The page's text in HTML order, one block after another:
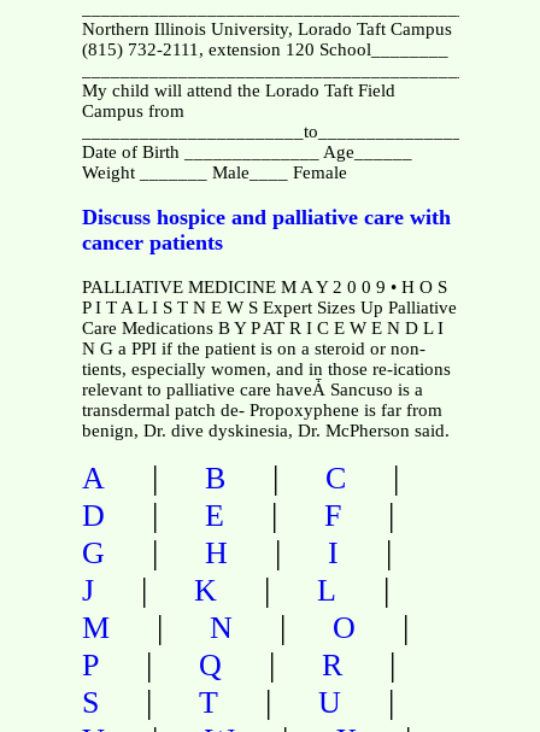
Northern Illinois University, Lorado Taft Campus
(815) 732-2111, extension 120 School________
My child will attend the Lorado Taft Field
Campus from
Date of Birth ______________ Age______
Weight _______ Male____ Female
Discuss hospice and palliative care with
cancer patients
PALLIATIVE MEDICINE M A Y 2 0 0 9 • H O S
P I T A L I S T N E W S Expert Sizes Up Palliative
Care Medications B Y P AT R I C E W E N D L I
N G a PPI if the patient is on a steroid or non-
tients, especially women, and in those re-ications
relevant to palliative care haveǠ Sancuso is a
transdermal patch de- Propoxyphene is far from
benign, Dr. dive dyskinesia, Dr. McPherson said.
A | B | C |
D | E | F |
G | H | I |
J | K | L |
M | N | O |
P | Q | R |
S | T | U |